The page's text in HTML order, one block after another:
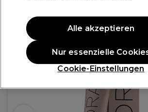
ANGEBOT
Cookie-Einstellungen
Nur essenzielle
Alle akzeptieren